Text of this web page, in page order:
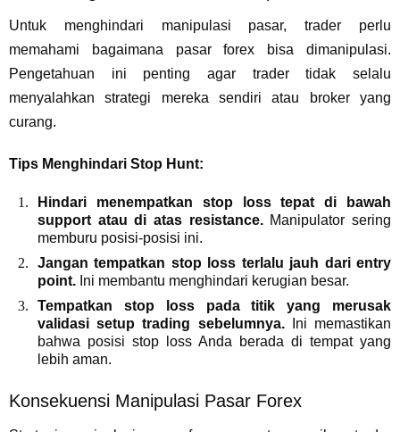
Untuk menghindari manipulasi pasar, trader perlu
memahami bagaimana pasar forex bisa dimanipulasi.
Pengetahuan ini penting agar trader tidak selalu
menyalahkan strategi mereka sendiri atau broker yang
curang.
Tips Menghindari Stop Hunt:
Hindari menempatkan stop loss tepat di bawah
support atau di atas resistance.Manipulator sering
memburu posisi-posisi ini.
Jangan tempatkan stop loss terlalu jauh dari entry
point. Ini membantu menghindari kerugian besar.
Tempatkan stop loss pada titik yang merusak
validasi setup trading sebelumnya.Ini memastikan
bahwa posisi stop loss Anda berada di tempat yang
lebih aman.
Konsekuensi Manipulasi Pasar Forex